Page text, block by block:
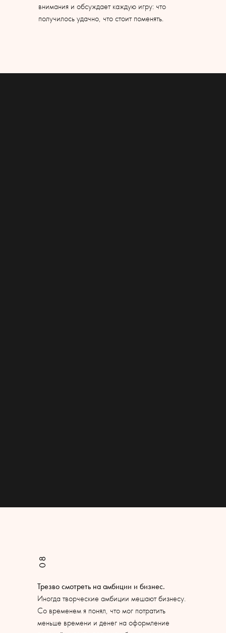
внимания и обсуждает каждую игру: что
получилось удачно, что стоит поменять.
Трезво смотреть на амбиции и бизнес.
Иногда творческие амбиции мешают бизнесу.
Со временем я понял, что мог потратить
меньше времени и денег на оформление
08